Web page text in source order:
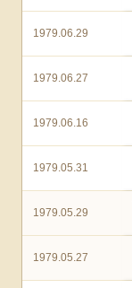
1979.06.29
1979.06.27
1979.06.16
1979.05.31
1979.05.29
1979.05.27